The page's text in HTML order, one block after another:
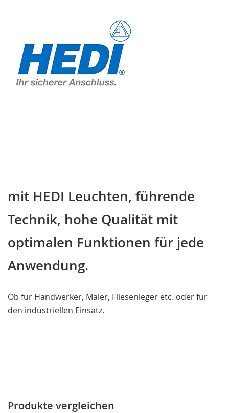
mit HEDI Leuchten, führende
Technik, hohe Qualität mit
optimalen Funktionen für jede
Anwendung.
Ob für Handwerker, Maler, Fliesenleger etc. oder für
den industriellen Einsatz.
Produkte vergleichen